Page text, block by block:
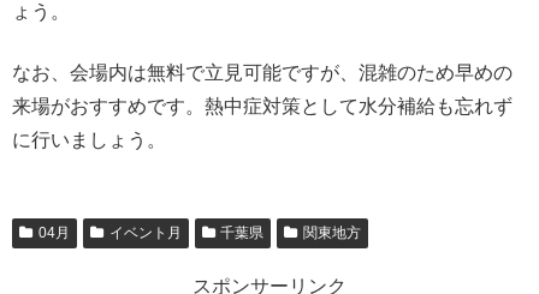
ょう。
なお、会場内は無料で立見可能ですが、混雑のため早めの
来場がおすすめです。熱中症対策として水分補給も忘れず
に行いましょう。
04月 イベント月 千葉県 関東地方
スポンサーリンク